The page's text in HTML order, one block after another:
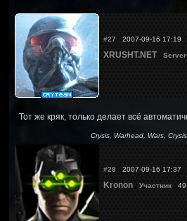
#27 2007-09-16 17:19
XRUSHT.NET
Тот же кряк, только делает всё
Crysis, Warhead, Wars,
#28 2007-09-16 17:37
Kronon Участник 49